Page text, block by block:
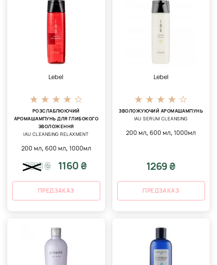
Lebel
РОЗСЛАБЛЮЮЧИЙ
АРОМАШАМПУНЬ ДЛЯ ГЛИБОКОГО
ЗВОЛОЖЕННЯ
IAU CLEANSING RELAXMENT
200 мл, 600 мл, 1000мл
1219₴ 1160 ₴
ПРЕДЗАКАЗ
Lebel
ЗВОЛОЖУЮЧИЙ АРОМАШАМПУНЬ
IAU SERUM CLEANSING
200 мл,600 мл,1000мл
1269 ₴
ПРЕДЗАКАЗ